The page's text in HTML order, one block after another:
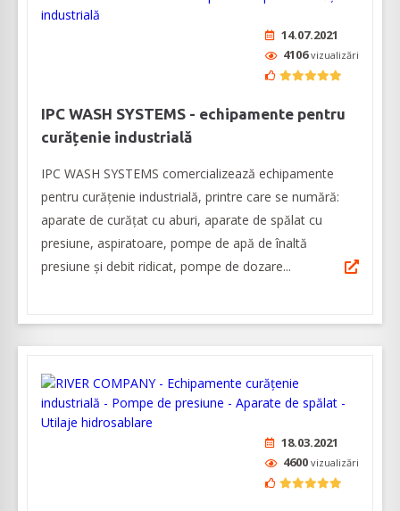
14.07.2021
4106vizualizări
IPC WASH SYSTEMS - echipamente pentru
curățenie industrială
IPC WASH SYSTEMS comercializează echipamente
pentru curățenie industrială, printre care se numără:
aparate de curățat cu aburi, aparate de spălat cu
presiune, aspiratoare, pompe de apă de înaltă
presiune și debit ridicat, pompe de dozare...
18.03.2021
4600 vizualizări